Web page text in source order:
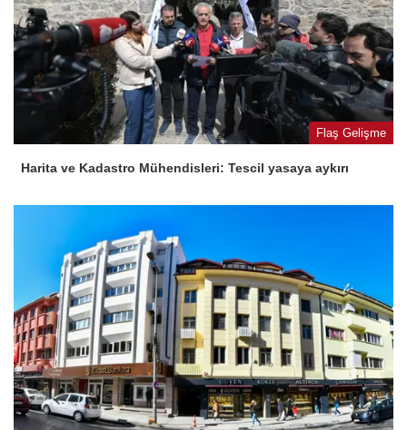
Flaş Gelişme
Harita ve Kadastro Mühendisleri: Tescil yasaya aykırı